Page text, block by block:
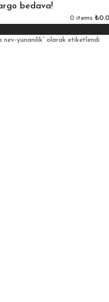
bedava!
0 items ₺
nev-yunanilik” olarak etiketlendi